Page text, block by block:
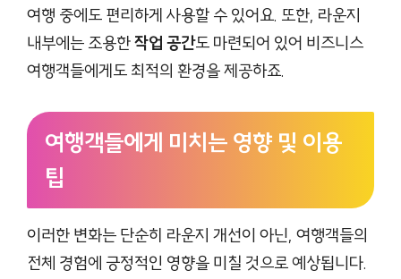
여행 중에도 편리하게 사용할 수 있어요. 또한, 라운지
내부에는 조용한작업 공간도 마련되어 있어 비즈니스
여행객들에게도 최적의 환경을 제공하죠.
여행객들에게 미치는 영향 및 이용
팁
이러한 변화는 단순히 라운지 개선이 아닌, 여행객들의
전체 경험에 긍정적인 영향을 미칠 것으로 예상됩니다.